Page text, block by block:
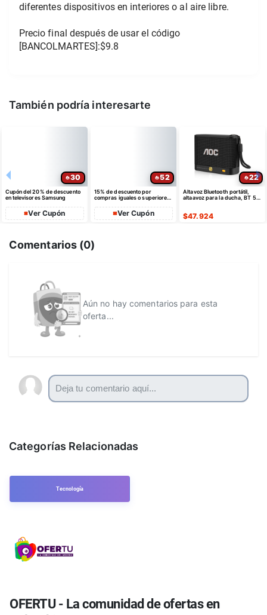
diferentes dispositivos en interiores o al aire libre.
Precio final después de usar el código
[BANCOLMARTES]:$9.8
También podría interesarte
30
Cupón del 20% de descuento
en televisores Samsung
Ver Cupón
52
15% de descuento por
compras iguales o superiores
de dto
Ver Cupón
22
Altavoz Bluetooth portátil,
altaavoz para la ducha, BT 5.4
$47.924
Comentarios (0)
Aún no hay comentarios para esta
oferta...
Categorías Relacionadas
Tecnología
OFERTU - La comunidad de ofertas en